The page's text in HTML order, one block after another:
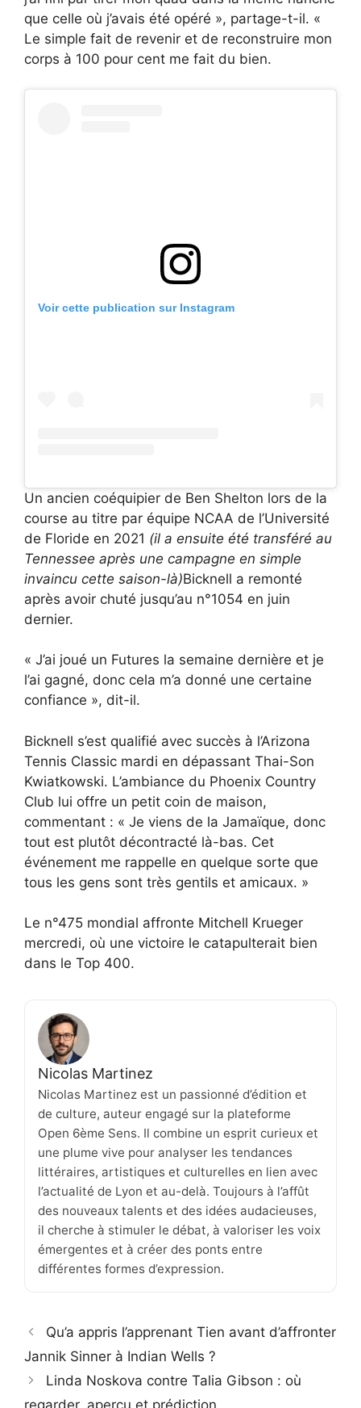
que celle où j’avais été opéré », partage-t-il. «
Le simple fait de revenir et de reconstruire mon
corps à 100 pour cent me fait du bien.
Voir cette publication sur Instagram
Un ancien coéquipier de Ben Shelton lors de la
course au titre par équipe NCAA de l’Université
de Floride en 2021 (il a ensuite été transféré au
Tennessee après une campagne en simple
invaincu cette saison-là)Bicknell a remonté
après avoir chuté jusqu’au n°1054 en juin
dernier.
« J’ai joué un Futures la semaine dernière et je
l’ai gagné, donc cela m’a donné une certaine
confiance », dit-il.
Bicknell s’est qualifié avec succès à l’Arizona
Tennis Classic mardi en dépassant Thai-Son
Kwiatkowski. L’ambiance du Phoenix Country
Club lui offre un petit coin de maison,
commentant : « Je viens de la Jamaïque, donc
tout est plutôt décontracté là-bas. Cet
événement me rappelle en quelque sorte que
tous les gens sont très gentils et amicaux. »
Le n°475 mondial affronte Mitchell Krueger
mercredi, où une victoire le catapulterait bien
dans le Top 400.
Nicolas Martinez
Nicolas Martinez est un passionné d’édition et
de culture, auteur engagé sur la plateforme
Open 6ème Sens. Il combine un esprit curieux et
une plume vive pour analyser les tendances
littéraires, artistiques et culturelles en lien avec
l’actualité de Lyon et au-delà. Toujours à l’affût
des nouveaux talents et des idées audacieuses,
il cherche à stimuler le débat, à valoriser les voix
émergentes et à créer des ponts entre
différentes formes d’expression.
Qu’a appris l’apprenant Tien avant d’affronter
Jannik Sinner à Indian Wells ?
Linda Noskova contre Talia Gibson : où
regarder, aperçu et prédiction